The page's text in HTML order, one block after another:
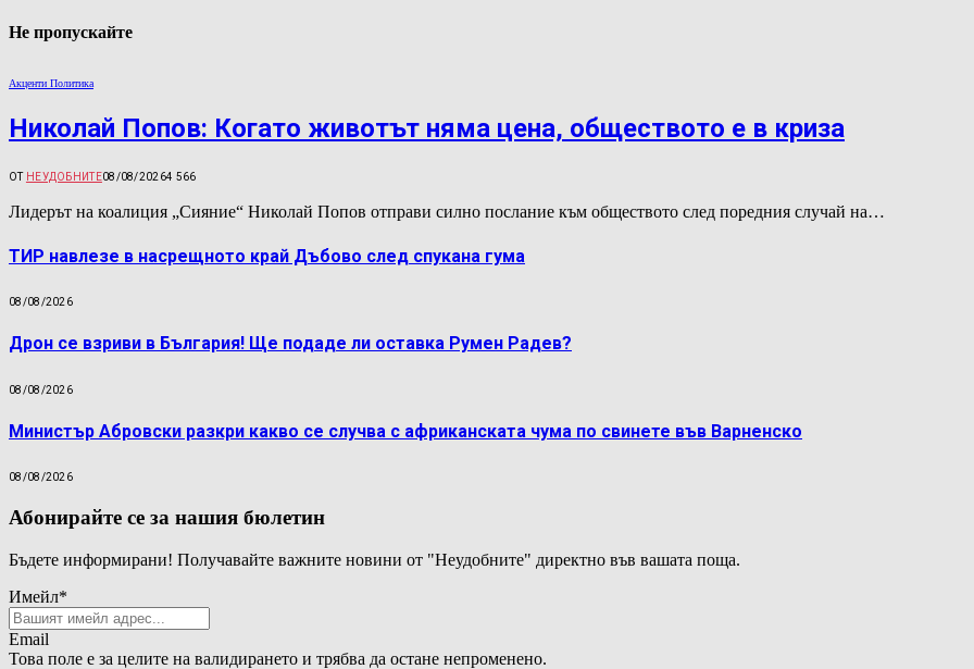
Не пропускайте
Акценти Политика
Николай Попов: Когато животът няма цена, обществото е в криза
ОТ НЕУДОБНИТЕ08/08/20264 566
Лидерът на коалиция „Сияние“ Николай Попов отправи силно послание към обществото след поредния случай на…
ТИР навлезе в насрещното край Дъбово след спукана гума
08/08/2026
Дрон се взриви в България! Ще подаде ли оставка Румен Радев?
08/08/2026
Министър Абровски разкри какво се случва с африканската чума по свинете във Варненско
08/08/2026
Абонирайте се за нашия бюлетин
Бъдете информирани! Получавайте важните новини от "Неудобните" директно във вашата поща.
Имейл*
Email
Това поле е за целите на валидирането и трябва да остане непроменено.